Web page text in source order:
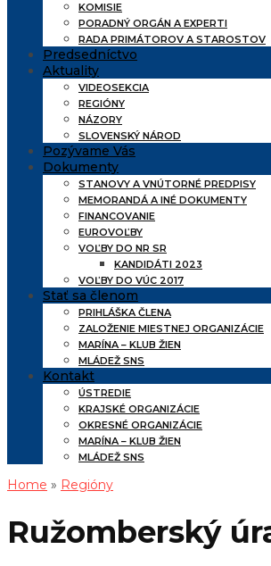
KOMISIE
PORADNÝ ORGÁN A EXPERTI
RADA PRIMÁTOROV A STAROSTOV
Predsedníctvo
Aktuality
VIDEOSEKCIA
REGIÓNY
NÁZORY
SLOVENSKÝ NÁROD
Pozývame Vás
Dokumenty
STANOVY A VNÚTORNÉ PREDPISY
MEMORANDÁ A INÉ DOKUMENTY
FINANCOVANIE
EUROVOĽBY
VOĽBY DO NR SR
KANDIDÁTI 2023
VOĽBY DO VÚC 2017
Stať sa členom
PRIHLÁŠKA ČLENA
ZALOŽENIE MIESTNEJ ORGANIZÁCIE
MARÍNA – KLUB ŽIEN
MLÁDEŽ SNS
Kontakt
ÚSTREDIE
KRAJSKÉ ORGANIZÁCIE
OKRESNÉ ORGANIZÁCIE
MARÍNA – KLUB ŽIEN
MLÁDEŽ SNS
Home » Regióny
Ružomberský